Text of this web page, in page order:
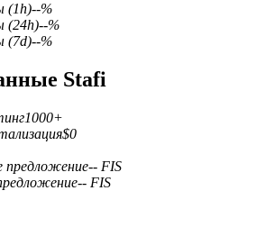
M
фьючерсы
(1h)--%
(24h)--%
(7d)--%
Stafi
1000+
$0
предложение-- FIS
-- FIS